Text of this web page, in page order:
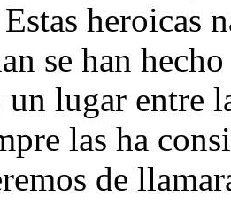
heroicas
se han
un lugar entre
las ha
de